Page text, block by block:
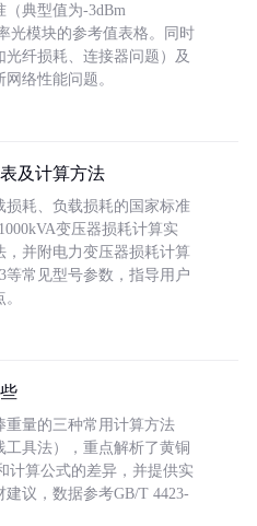
（典型值为-3dBm
光模块的参考值表格。同时
纤损耗、连接器问题）及
络性能问题。
及计算方法
耗、负载损耗的国家标准
变压器损耗计算实
并附电力变压器损耗计算
等常见型号参数，指导用户
重量的三种常用计算方法
工具法），重点解析了黄铜
计算公式的差异，并提供实
议，数据参考GB/T 4423-